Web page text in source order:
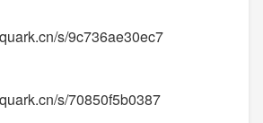
s/9c736ae30ec7
s/70850f5b0387